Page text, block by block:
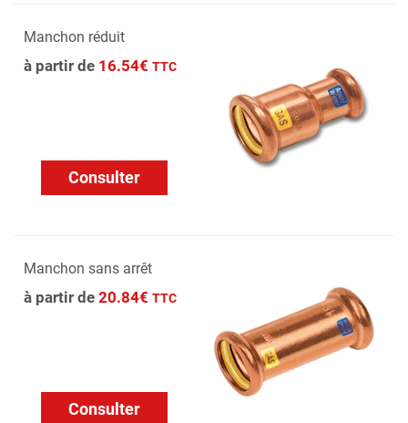
Manchon réduit
à partir de 16.54€ TTC
Consulter
Manchon sans arrêt
à partir de 20.84€ TTC
Consulter